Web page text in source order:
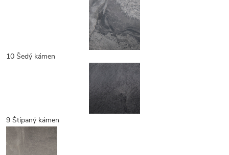
10 Šedý kámen
9 Štípaný kámen